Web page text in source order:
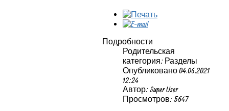
Подробности
Родительская
категория: Разделы
Опубликовано 04.06.2021
12:24
Автор: Super User
Просмотров: 5647